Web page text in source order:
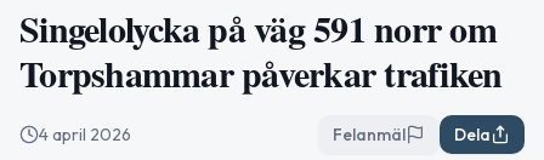
Singelolycka på väg 591 norr om
Torpshammar påverkar trafiken
4 april 2026 Felanmäl Dela